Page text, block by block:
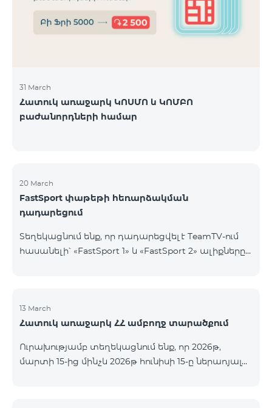
31 March
Հատուկ առաջարկ ԿՈՍՄՈ և ԿՈՄԲՈ
բաժանորդների համար
20 March
FastSport փաթեթի հեռարձակման
դադարեցում
Տեղեկացնում ենք, որ դադարեցվել է TeamTV-ում
հասանելի՝ «FastSport 1» և «FastSport 2» ալիքները
Հարցերի կամ լրացուցիչ տեղեկությունների
համար խնդրում ենք դիմել «Ֆասթ Մեդիա»
13 March
Հատուկ առաջարկ ՀՀ ամբողջ տարածքում
Ուրախությամբ տեղեկացնում ենք, որ 2026թ,
մարտի 15-ից մինչև 2026թ հունիսի 15-ը ներառյալ